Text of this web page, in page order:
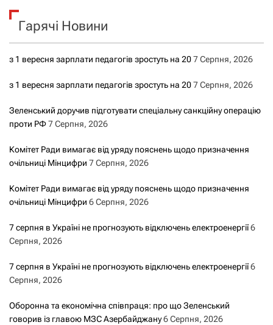
к
Гарячі Новини
з 1 вересня зарплати педагогів зростуть на 207 Серпня, 2026
з 1 вересня зарплати педагогів зростуть на 207 Серпня, 2026
Зеленський доручив підготувати спеціальну санкційну операцію
проти РФ7 Серпня, 2026
Комітет Ради вимагає від уряду пояснень щодо призначення
очільниці Мінцифри 7 Серпня, 2026
Комітет Ради вимагає від уряду пояснень щодо призначення
очільниці Мінцифри 6 Серпня, 2026
7 серпня в Україні не прогнозують відключень електроенергії6
Серпня, 2026
7 серпня в Україні не прогнозують відключень електроенергії6
Серпня, 2026
Оборонна та економічна співпраця: про що Зеленський
говорив із главою МЗС Азербайджану6 Серпня, 2026